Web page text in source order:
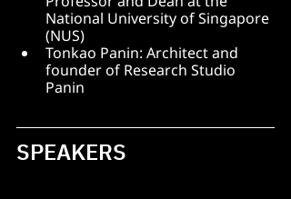
National University of Singapore
(NUS)
Tonkao Panin: Architect and
founder of Research Studio
Panin
SPEAKERS